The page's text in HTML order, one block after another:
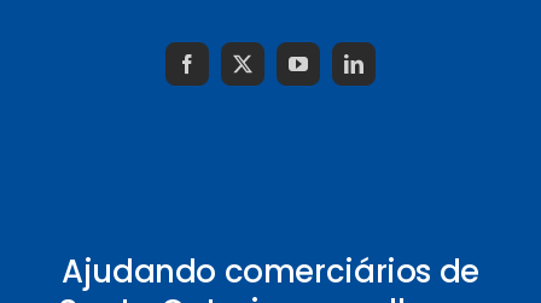
Ajudando comerciários de